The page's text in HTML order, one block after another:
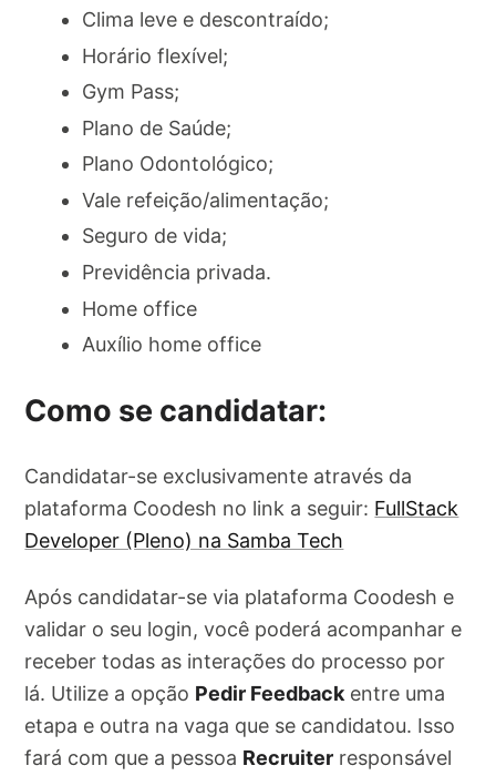
Clima leve e descontraído;
Horário flexível;
Gym Pass;
Plano de Saúde;
Plano Odontológico;
Vale refeição/alimentação;
Seguro de vida;
Previdência privada.
Home office
Auxílio home office
Como se candidatar:
Candidatar-se exclusivamente através da
plataforma Coodesh no link a seguir: FullStack
Developer (Pleno) na Samba Tech
Após candidatar-se via plataforma Coodesh e
validar o seu login, você poderá acompanhar e
receber todas as interações do processo por
lá. Utilize a opção Pedir Feedback entre uma
etapa e outra na vaga que se candidatou. Isso
fará com que a pessoa Recruiter responsável